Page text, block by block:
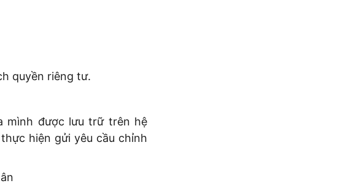
quyền riêng tư.
mình được lưu trữ trên hệ
hiện gửi yêu cầu chỉnh